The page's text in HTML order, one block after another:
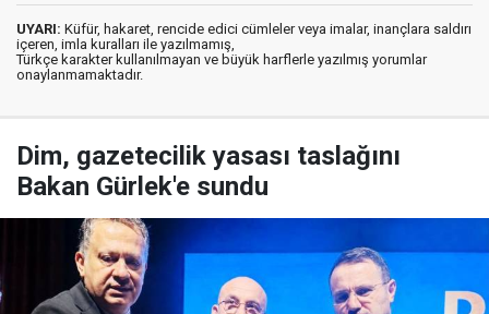
UYARI: Küfür, hakaret, rencide edici cümleler veya imalar, inançlara saldırı
içeren, imla kuralları ile yazılmamış,
Türkçe karakter kullanılmayan ve büyük harflerle yazılmış yorumlar
onaylanmamaktadır.
Dim, gazetecilik yasası taslağını
Bakan Gürlek'e sundu